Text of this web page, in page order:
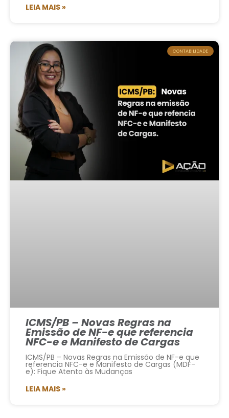
LEIA MAIS »
CONTABILIDADE
ICMS/PB – Novas Regras na
Emissão de NF-e que referencia
NFC-e e Manifesto de Cargas
ICMS/PB – Novas Regras na Emissão de NF-e que
referencia NFC-e e Manifesto de Cargas (MDF-
e): Fique Atento às Mudanças
LEIA MAIS »